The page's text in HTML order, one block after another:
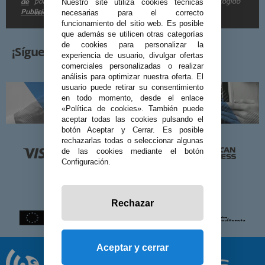
en la
Publicidad
¡Síguenos!
Nuestro site utiliza cookies técnicas
necesarias para el correcto
funcionamiento del sitio web. Es posible
que además se utilicen otras categorías
de cookies para personalizar la
experiencia de usuario, divulgar ofertas
comerciales personalizadas o realizar
análisis para optimizar nuestra oferta. El
usuario puede retirar su consentimiento
en todo momento, desde el enlace
«Política de cookies». También puede
aceptar todas las cookies pulsando el
botón Aceptar y Cerrar. Es posible
rechazarlas todas o seleccionar algunas
de las cookies mediante el botón
Configuración.
Rechazar
Aceptar y cerrar